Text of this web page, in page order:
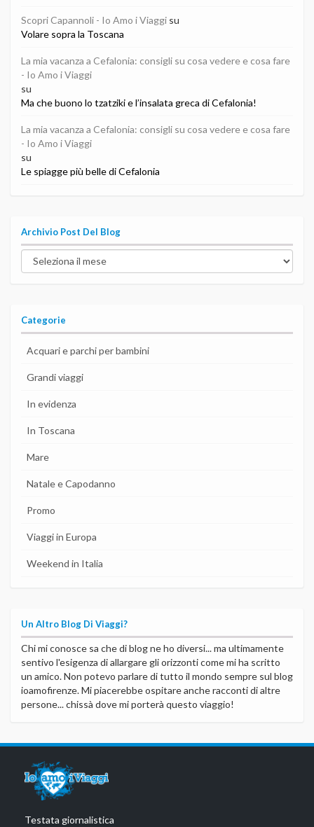
Scopri Capannoli - Io Amo i Viaggi su
Volare sopra la Toscana
La mia vacanza a Cefalonia: consigli su cosa vedere e cosa fare
- Io Amo i Viaggi
su
Ma che buono lo tzatziki e l’insalata greca di Cefalonia!
La mia vacanza a Cefalonia: consigli su cosa vedere e cosa fare
- Io Amo i Viaggi
su
Le spiagge più belle di Cefalonia
Archivio Post Del Blog
Archivio
post
Categorie
Acquari e parchi per bambini
Grandi viaggi
In evidenza
In Toscana
Mare
Natale e Capodanno
Promo
Viaggi in Europa
Weekend in Italia
Un Altro Blog Di Viaggi?
Chi mi conosce sa che di blog ne ho diversi... ma ultimamente
sentivo l'esigenza di allargare gli orizzonti come mi ha scritto
un amico. Non potevo parlare di tutto il mondo sempre sul blog
ioamofirenze. Mi piacerebbe ospitare anche racconti di altre
persone... chissà dove mi porterà questo viaggio!
Testata giornalistica